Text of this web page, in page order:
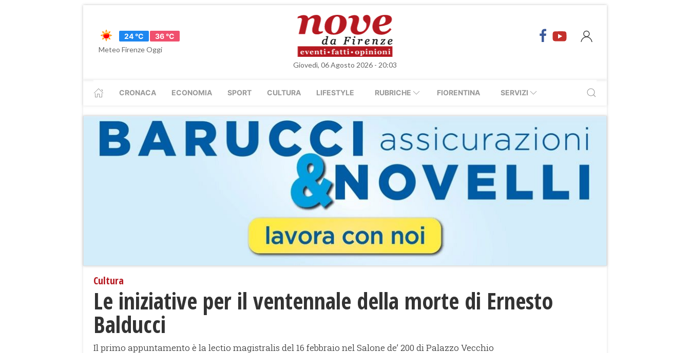
24 °C
36 °C
Meteo Firenze Oggi
Giovedì, 06 Agosto 2026 - 20:03
CRONACA ECONOMIA SPORT CULTURA LIFESTYLE RUBRICHE FIORENTINA SERVIZI
Cultura
Le iniziative per il ventennale della morte di Ernesto
Balducci
Il primo appuntamento è la lectio magistralis del 16 febbraio nel Salone de’ 200 di Palazzo Vecchio